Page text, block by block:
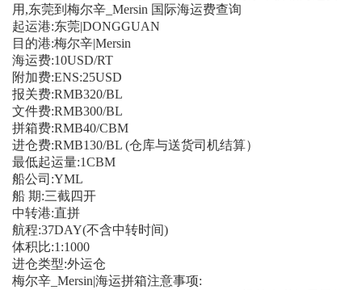
用,东莞到梅尔辛_Mersin 国际海运费查询
起运港:东莞|DONGGUAN
目的港:梅尔辛|Mersin
海运费:10USD/RT
附加费:ENS:25USD
报关费:RMB320/BL
文件费:RMB300/BL
拼箱费:RMB40/CBM
进仓费:RMB130/BL (仓库与送货司机结算）
最低起运量:1CBM
船公司:YML
船 期:三截四开
中转港:直拼
航程:37DAY(不含中转时间)
体积比:1:1000
进仓类型:外运仓
梅尔辛_Mersin|海运拼箱注意事项: